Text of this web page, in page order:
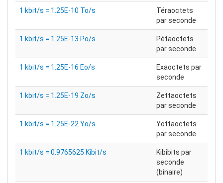
1 kbit/s = 1.25E-10 To/s
Téraoctets
par seconde
1 kbit/s = 1.25E-13 Po/s
Pétaoctets
par seconde
1 kbit/s = 1.25E-16 Eo/s
Exaoctets par
seconde
1 kbit/s = 1.25E-19 Zo/s
Zettaoctets
par seconde
1 kbit/s = 1.25E-22 Yo/s
Yottaoctets
par seconde
1 kbit/s = 0.9765625 Kibit/s
Kibibits par
seconde
(binaire)